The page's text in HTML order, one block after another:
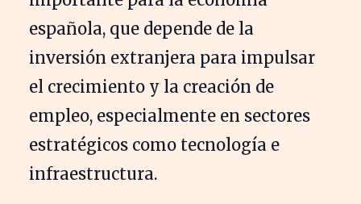
española, que depende de la
inversión extranjera para impulsar
el crecimiento y la creación de
empleo, especialmente en sectores
estratégicos como tecnología e
infraestructura.